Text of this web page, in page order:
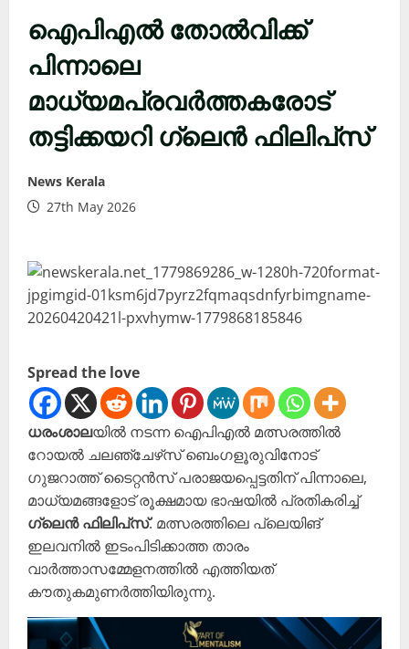
ഐപിഎൽ തോൽവിക്ക്
പിന്നാലെ
മാധ്യമപ്രവർത്തകരോട്
തട്ടിക്കയറി ഗ്ലെൻ ഫിലിപ്‌സ്
News Kerala
27th May 2026
Spread the love
ധരംശാലയിൽ നടന്ന ഐപിഎൽ മത്സരത്തിൽ
റോയൽ ചലഞ്ചേഴ്‌സ് ബെംഗളൂരുവിനോട്
ഗുജറാത്ത് ടൈറ്റൻസ് പരാജയപ്പെട്ടതിന് പിന്നാലെ,
മാധ്യമങ്ങളോട് രൂക്ഷമായ ഭാഷയിൽ പ്രതികരിച്ച്
ഗ്ലെൻ ഫിലിപ്‌സ്. മത്സരത്തിലെ പ്ലെയിങ്
ഇലവനില്‍ ഇടംപിടിക്കാത്ത താരം
വാര്‍ത്താസമ്മേളനത്തില്‍ എത്തിയത്
കൗതുകമുണര്‍ത്തിയിരുന്നു.